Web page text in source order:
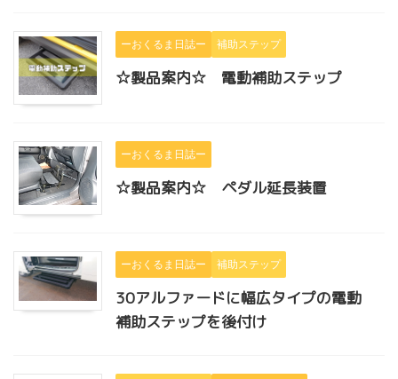
ーおくるま日誌ー 補助ステップ
☆製品案内☆ 電動補助ステップ
ーおくるま日誌ー
☆製品案内☆ ペダル延長装置
ーおくるま日誌ー 補助ステップ
30アルファードに幅広タイプの電動
補助ステップを後付け